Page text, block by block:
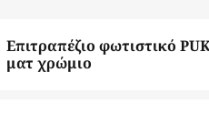
Επιτραπέζιο φωτιστικό
ματ χρώμιο